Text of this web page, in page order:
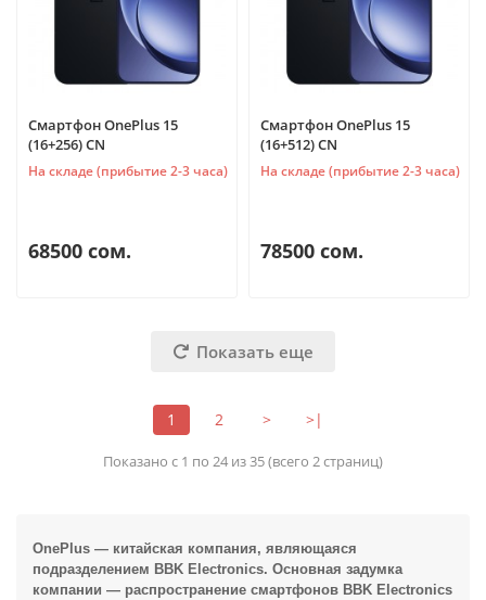
Смартфон OnePlus 15
(16+256) CN
На складе (прибытие 2-3 часа)
68500 сом.
Смартфон OnePlus 15
(16+512) CN
На складе (прибытие 2-3 часа)
78500 сом.
Показать еще
1 2 > >|
Показано с 1 по 24 из 35 (всего 2 страниц)
OnePlus — китайская компания, являющаяся
подразделением BBK Electronics. Основная задумка
компании — распространение смартфонов BBK Electronics